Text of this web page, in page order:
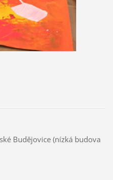
Budějovice (nízká budova